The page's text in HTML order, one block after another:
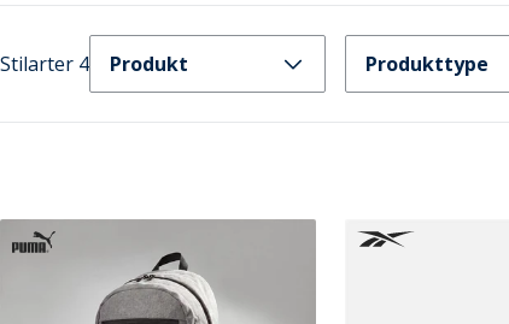
Stilarter 4 Produkt Produkttype